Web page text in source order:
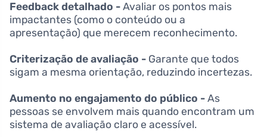
Feedback detalhado - Avaliar os pontos mais
impactantes (como o conteúdo ou a
apresentação) que merecem reconhecimento.
Criterização de avaliação - Garante que todos
sigam a mesma orientação, reduzindo incertezas.
Aumento no engajamento do público - As
pessoas se envolvem mais quando encontram um
sistema de avaliação claro e acessível.